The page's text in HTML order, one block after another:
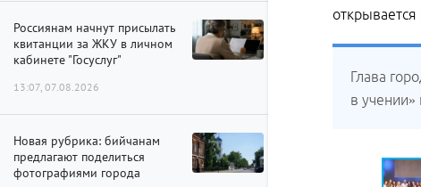
Россиянам начнут присылать
квитанции за ЖКУ в личном
кабинете "Госуслуг"
13:07, 07.08.2026
Новая рубрика: бийчанам
предлагают поделиться
фотографиями города
Глава
в